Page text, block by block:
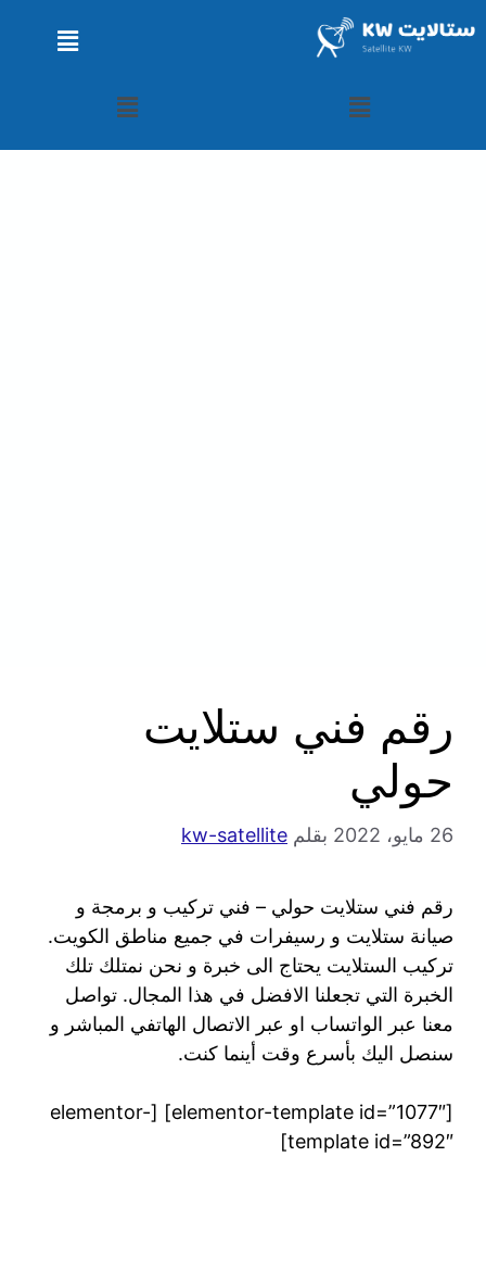
رقم فني ستلايت
حولي
26 مايو، 2022 بقلم kw-satellite
رقم فني ستلايت حولي – فني تركيب و برمجة و
صيانة ستلايت و رسيفرات في جميع مناطق الكويت.
تركيب الستلايت يحتاج الى خبرة و نحن نمتلك تلك
الخبرة التي تجعلنا الافضل في هذا المجال. تواصل
معنا عبر الواتساب او عبر الاتصال الهاتفي المباشر و
سنصل اليك بأسرع وقت أينما كنت.
[elementor-template id=”1077″] [elementor-
template id=”892″]